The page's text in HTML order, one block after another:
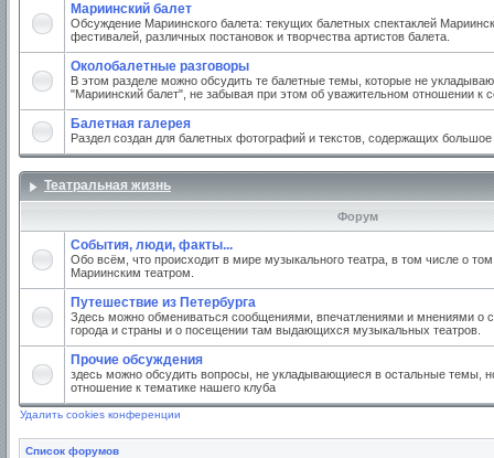
Мариинский балет
Обсуждение Мариинского балета: текущих балетных спектаклей
фестивалей, различных постановок и творчества артистов балета.
Околобалетные разговоры
В этом разделе можно обсудить те балетные темы, которые не
"Мариинский балет", не забывая при этом об уважительном отношении к
Балетная галерея
Раздел создан для балетных фотографий и текстов, содержащих
Театральная жизнь
Форум
События, люди, факты...
Обо всём, что происходит в мире музыкального театра, в том числе о
Мариинским театром.
Путешествие из Петербурга
Здесь можно обмениваться сообщениями, впечатлениями и мнениями о
города и страны и о посещении там выдающихся музыкальных театров.
Прочие обсуждения
здесь можно обсудить вопросы, не укладывающиеся в остальные темы,
отношение к тематике нашего клуба
Удалить cookies конференции
Список форумов